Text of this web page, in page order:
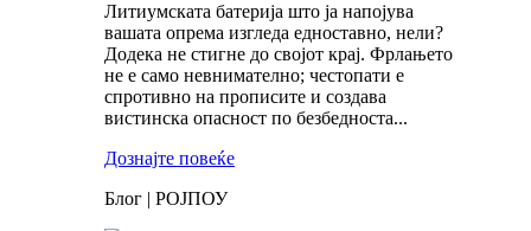
Литиумската батерија што ја напојува
вашата опрема изгледа едноставно, нели?
Додека не стигне до својот крај. Фрлањето
не е само невнимателно; честопати е
спротивно на прописите и создава
вистинска опасност по безбедноста...
Дознајте повеќе
Блог | РОЈПОУ